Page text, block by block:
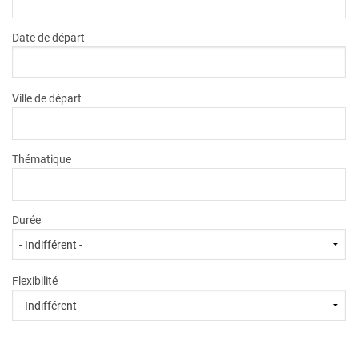
Date de départ
Ville de départ
Thématique
Durée
Flexibilité